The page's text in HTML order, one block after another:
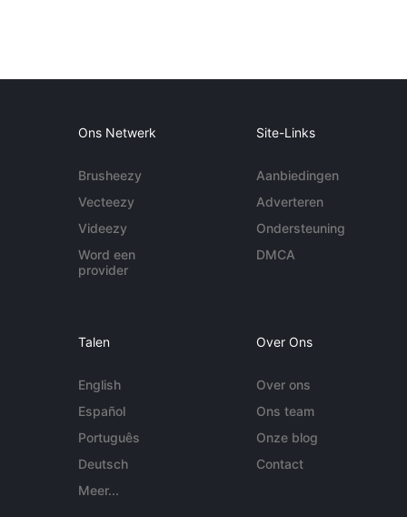
Ons Netwerk
Brusheezy
Vecteezy
Videezy
Word een
provider
Site-Links
Aanbiedingen
Adverteren
Ondersteuning
DMCA
Talen
English
Español
Português
Deutsch
Meer...
Over Ons
Over ons
Ons team
Onze blog
Contact